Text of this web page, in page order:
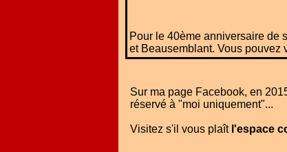
Pour le 40ème anniversaire de
et Beausemblant. Vous pouvez
Sur ma page Facebook, en
réservé à "moi uniquement"...
Visitez s'il vous plaît l'espace